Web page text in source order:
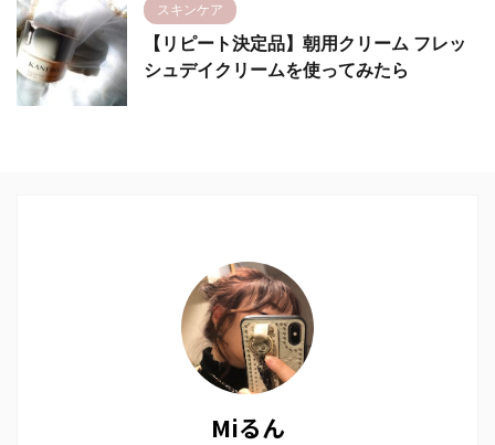
スキンケア
【リピート決定品】朝用クリーム フレッ
シュデイクリームを使ってみたら
Miるん